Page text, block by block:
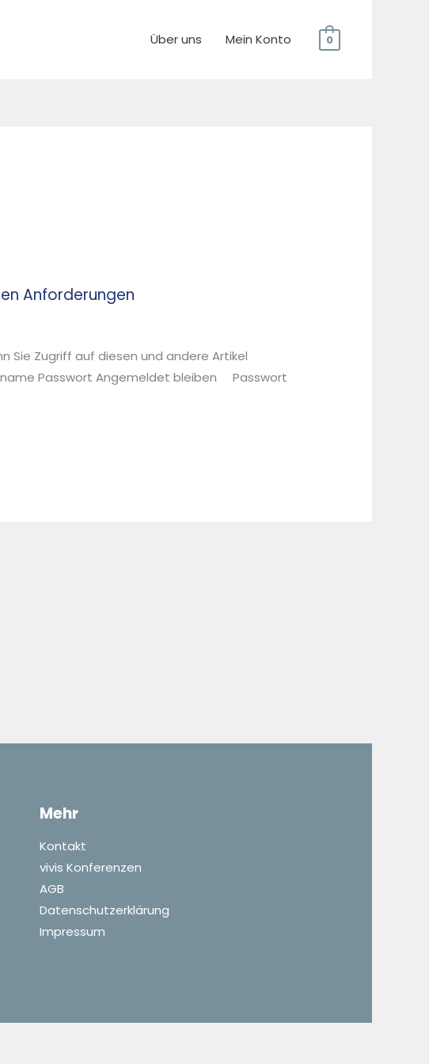
Über uns Mein Konto 0
Anforderungen
Sie Zugriff auf diesen und andere Artikel
Passwort Angemeldet bleiben Passwort
Mehr
Kontakt
vivis Konferenzen
AGB
Datenschutzerklärung
Impressum